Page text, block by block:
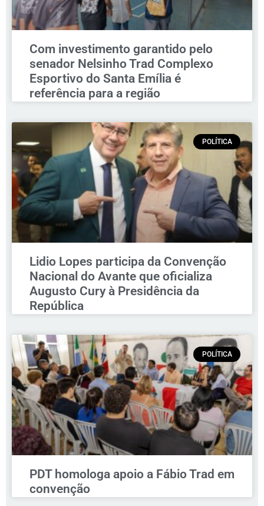
Com investimento garantido pelo
senador Nelsinho Trad Complexo
Esportivo do Santa Emília é
referência para a região
POLÍTICA
Lidio Lopes participa da Convenção
Nacional do Avante que oficializa
Augusto Cury à Presidência da
República
POLÍTICA
PDT homologa apoio a Fábio Trad em
convenção